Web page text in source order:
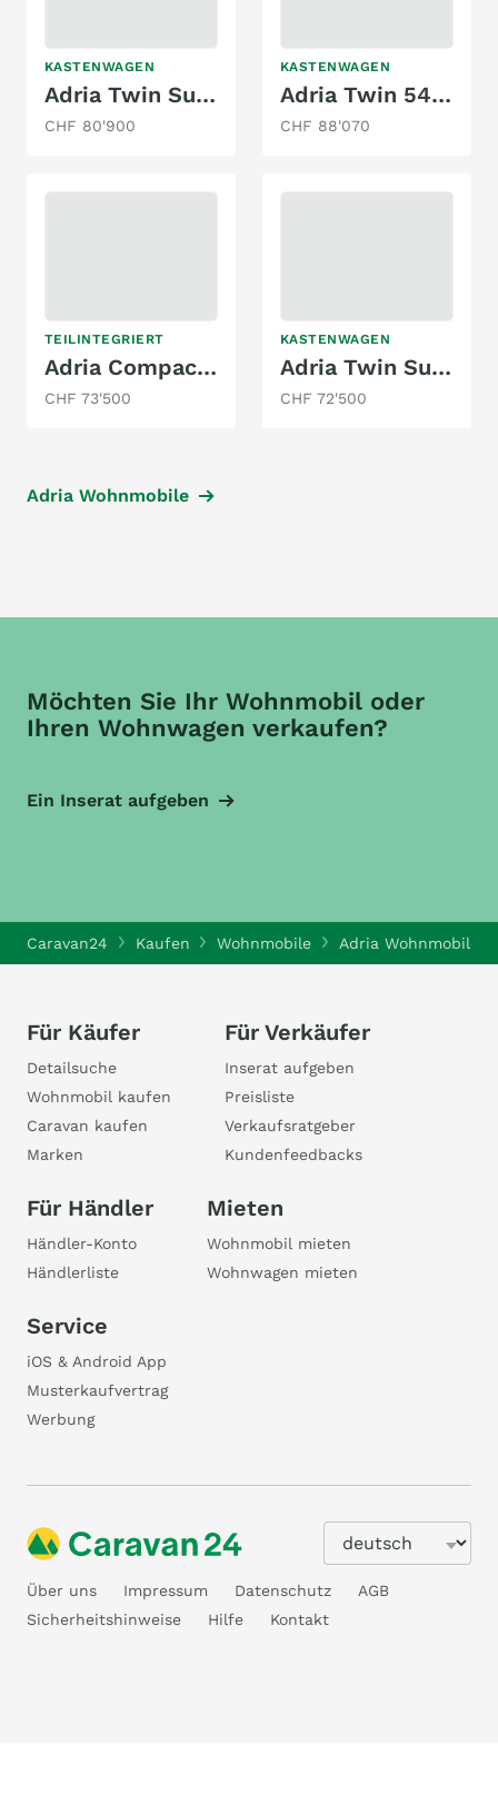
KASTENWAGEN
Adria Twin Supreme 640 SGX | 2025
CHF 80'900
KASTENWAGEN
Adria Twin 540 SPB Sports - 2026
CHF 88'070
TEILINTEGRIERT
Adria Compact SL
CHF 73'500
KASTENWAGEN
Adria Twin Supreme 640 SGX Automat
CHF 72'500
Adria Wohnmobile
Möchten Sie Ihr Wohnmobil oder
Ihren Wohnwagen verkaufen?
Ein Inserat aufgeben
Caravan24 Kaufen Wohnmobile Adria Wohnmobile
Für Käufer
Detailsuche
Wohnmobil kaufen
Caravan kaufen
Marken
Für Verkäufer
Inserat aufgeben
Preisliste
Verkaufsratgeber
Kundenfeedbacks
Für Händler
Händler-Konto
Händlerliste
Mieten
Wohnmobil mieten
Wohnwagen mieten
Service
iOS & Android App
Musterkaufvertrag
Werbung
Über uns Impressum Datenschutz
AGB
Sicherheitshinweise
Hilfe Kontakt